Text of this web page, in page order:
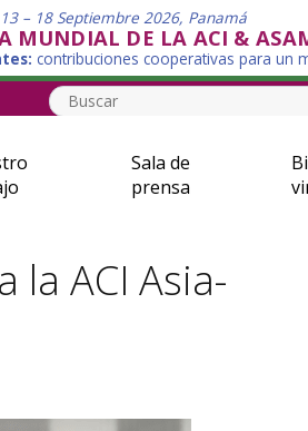
13 – 18 Septiembre 2026, Panamá
MUNDIAL DE LA ACI &
contribuciones cooperativas para un
Sala de
prensa
la ACI Asia-